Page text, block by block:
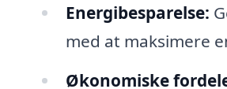
Energibesparelse:
med at maksimere
Økonomiske